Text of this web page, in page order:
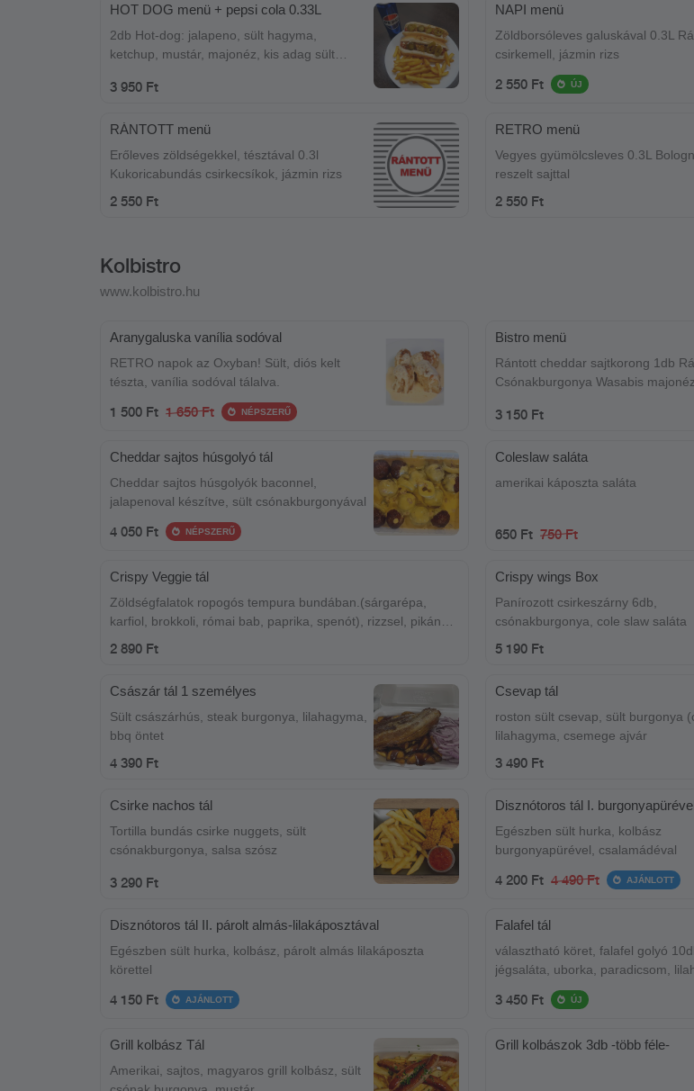
HOT DOG menü + pepsi cola 0.33L
2db Hot-dog: jalapeno, sült hagyma,
ketchup, mustár, majonéz, kis adag sült
3 950 Ft
NAPI menü
Zöldborsóleves galuskával 0.3L
csirkemell, jázmin rizs
2 550 Ft ÚJ
RÁNTOTT menü
Erőleves zöldségekkel, tésztával 0.3l
Kukoricabundás csirkecsíkok, jázmin rizs
2 550 Ft
RETRO menü
Vegyes gyümölcsleves 0.3L
reszelt sajttal
2 550 Ft
Kolbistro
www.kolbistro.hu
Aranygaluska vanília sodóval
RETRO napok az Oxyban! Sült, diós kelt
tészta, vanília sodóval tálalva.
1 500 Ft 1 650 Ft NÉPSZERŰ
Bistro menü
Rántott cheddar sajtkorong 1db
Csónakburgonya Wasabis
3 150 Ft
Cheddar sajtos húsgolyó tál
Cheddar sajtos húsgolyók baconnel,
jalapenoval készítve, sült csónakburgonyával
4 050 Ft NÉPSZERŰ
Coleslaw saláta
amerikai káposzta saláta
650 Ft 750 Ft
Crispy Veggie tál
Zöldségfalatok ropogós tempura bundában.(sárgarépa,
karfiol, brokkoli, római bab, paprika, spenót), rizzsel, pikáns
2 890 Ft
Crispy wings Box
Panírozott csirkeszárny 6db,
csónakburgonya, cole slaw saláta
5 190 Ft
Császár tál 1 személyes
Sült császárhús, steak burgonya, lilahagyma,
bbq öntet
4 390 Ft
Csevap tál
roston sült csevap, sült burgonya
lilahagyma, csemege ajvár
3 490 Ft
Csirke nachos tál
Tortilla bundás csirke nuggets, sült
csónakburgonya, salsa szósz
3 290 Ft
Disznótoros tál I.
Egészben sült hurka, kolbász
burgonyapürével, csalamádéval
4 200 Ft 4 490 Ft AJÁNLOTT
Disznótoros tál II. párolt almás-lilakáposztával
Egészben sült hurka, kolbász, párolt almás lilakáposzta
körettel
4 150 Ft AJÁNLOTT
Falafel tál
választható köret, falafel golyó
jégsaláta, uborka, paradicsom,
joghurtos öntet, pita
3 450 Ft ÚJ
Grill kolbász Tál
Amerikai, sajtos, magyaros grill kolbász, sült
Grill kolbászok 3db -több féle-